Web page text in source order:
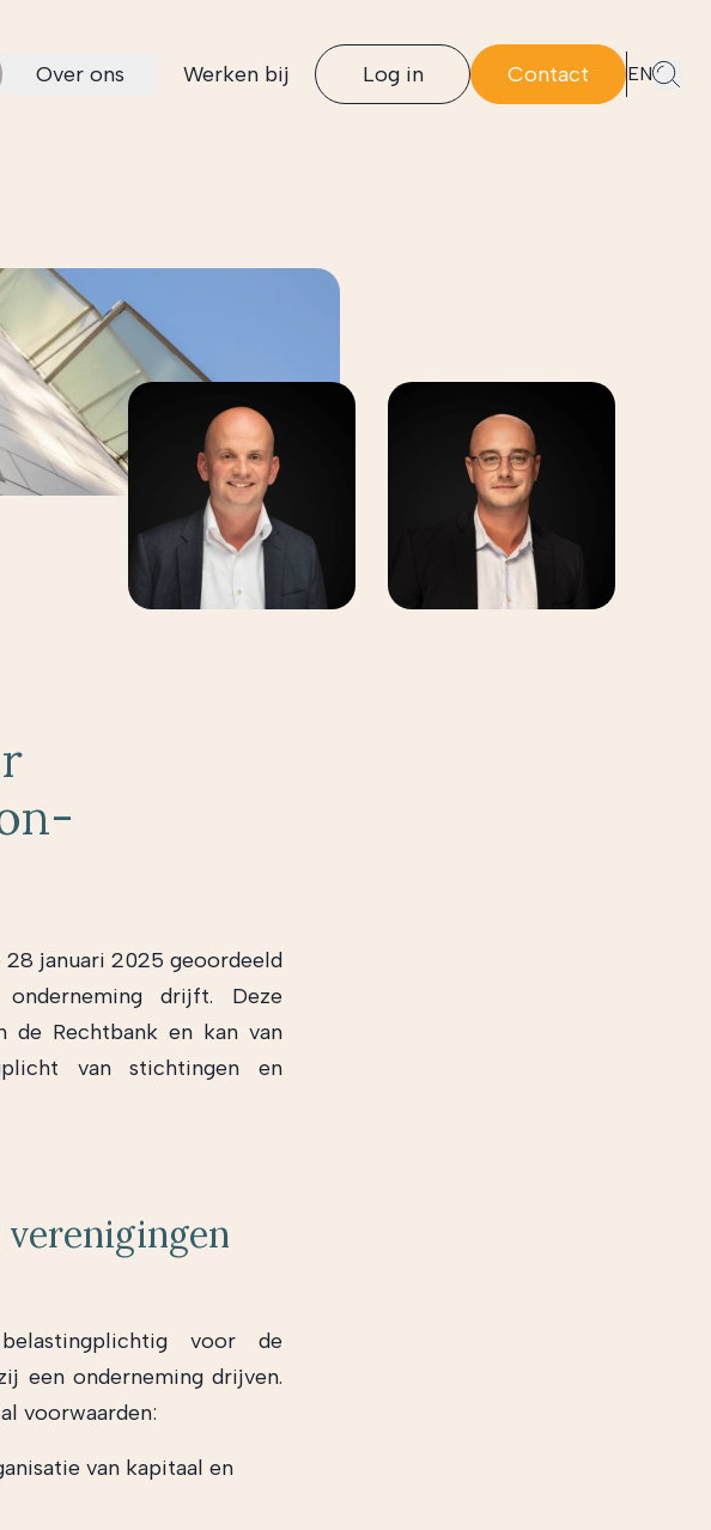
Over ons Werken bij Log in Contact EN
januari 2025 geoordeeld
drijft. Deze
de Rechtbank en kan van
van stichtingen en
voor de
een onderneming drijven.
voorwaarden:
van kapitaal en